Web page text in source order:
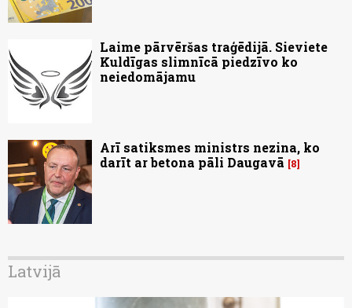
Laime pārvēršas traģēdijā. Sieviete
Kuldīgas slimnīcā piedzīvo ko
neiedomājamu
Arī satiksmes ministrs nezina, ko
darīt ar betona pāli Daugavā
8
Latvijā